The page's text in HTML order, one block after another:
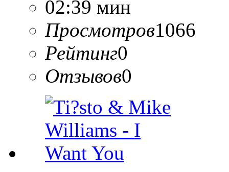
02:39 мин
Просмотров1066
Рейтинг0
Отзывов0